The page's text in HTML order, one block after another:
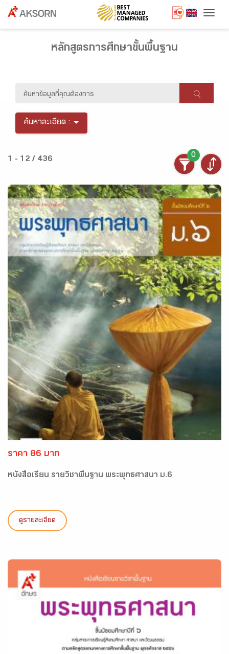
หลักสูตรการศึกษาขั้นพื้นฐาน
ค้นหาละเอียด :
1 - 12 / 436
0
ราคา 86 บาท
หนังสือเรียน รายวิชาพื้นฐาน พระพุทธศาสนา ม.6
ดูรายละเอียด